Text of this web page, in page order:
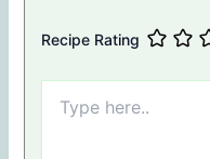
Recipe Rating
here..